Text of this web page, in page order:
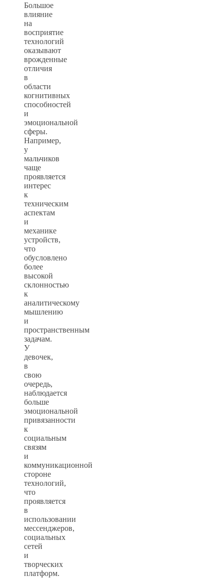
Большое
влияние
на
восприятие
технологий
оказывают
врожденные
отличия
в
области
когнитивных
способностей
и
эмоциональной
сферы.
Например,
у
мальчиков
чаще
проявляется
интерес
к
техническим
аспектам
и
механике
устройств,
что
обусловлено
более
высокой
склонностью
к
аналитическому
мышлению
и
пространственным
задачам.
У
девочек,
в
свою
очередь,
наблюдается
больше
эмоциональной
привязанности
к
социальным
связям
и
коммуникационной
стороне
технологий,
что
проявляется
в
использовании
мессенджеров,
социальных
сетей
и
творческих
платформ.